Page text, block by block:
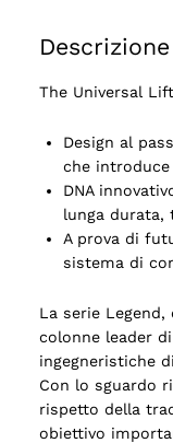
Descrizione
The Universal
Design al
che
DNA
lunga durata,
A prova di
sistema di
La serie
colonne leader
ingegneristiche
Con lo sguardo
rispetto della
obiettivo